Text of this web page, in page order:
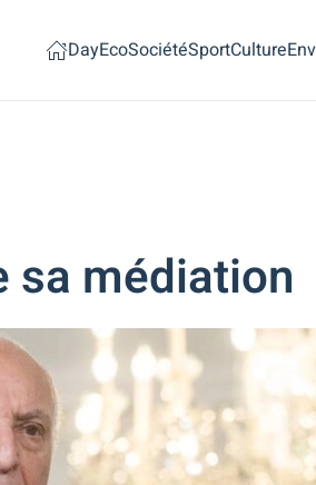
DayEcoSociétéSportCulture
sa médiation